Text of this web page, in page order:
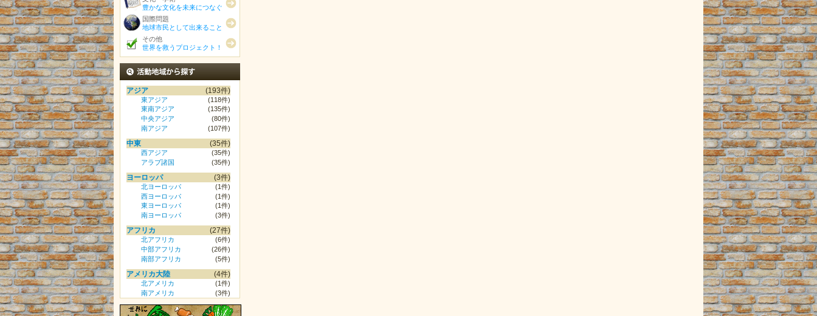
豊かな文化を未来につなぐ
国際問題
地球市民として出来ること
その他
世界を救うプロジェクト！
活動地域から探す
アジア (193件)
東アジア
(118件)
東南アジア
(135件)
中央アジア
(80件)
南アジア
(107件)
中東 (35件)
西アジア
(35件)
アラブ諸国
(35件)
ヨーロッパ (3件)
北ヨーロッパ
(1件)
西ヨーロッパ
(1件)
東ヨーロッパ
(1件)
南ヨーロッパ
(3件)
アフリカ (27件)
北アフリカ
(6件)
中部アフリカ
(26件)
南部アフリカ
(5件)
アメリカ大陸 (4件)
北アメリカ
(1件)
南アメリカ
(3件)